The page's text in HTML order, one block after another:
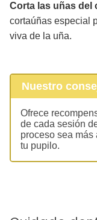
Corta las uñas del
cortaúñas especial
viva de la uña.
Nuestro
Ofrece
de cada sesión
proceso sea más
tu pupilo.